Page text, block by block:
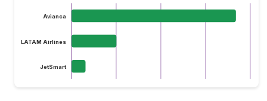
Avianca
LATAM Airlines
JetSmart